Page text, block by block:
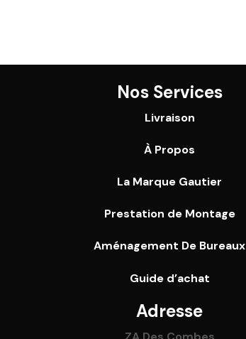
Nos Services
Livraison
À Propos
La Marque Gautier
Prestation de Montage
Aménagement De Bureaux
Guide d’achat
Adresse